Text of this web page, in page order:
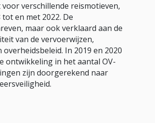
verschillende reismotieven,
en met 2022. De
maar ook verklaard aan de
van de vervoerwijzen,
In 2019 en 2020
ontwikkeling in het aantal OV-
zijn doorgerekend naar